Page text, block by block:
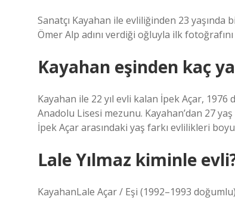
Sanatçı Kayahan ile evliliğinden 23 yaşında
Ömer Alp adını verdiği oğluyla ilk
Kayahan eşinden kaç
Kayahan ile 22 yıl evli kalan İpek Açar,
Anadolu Lisesi mezunu. Kayahan’dan 27
İpek Açar arasındaki yaş farkı evlilikleri
Lale Yılmaz kiminle
KayahanLale Açar / Eşi (1992–1993 doğumlu)